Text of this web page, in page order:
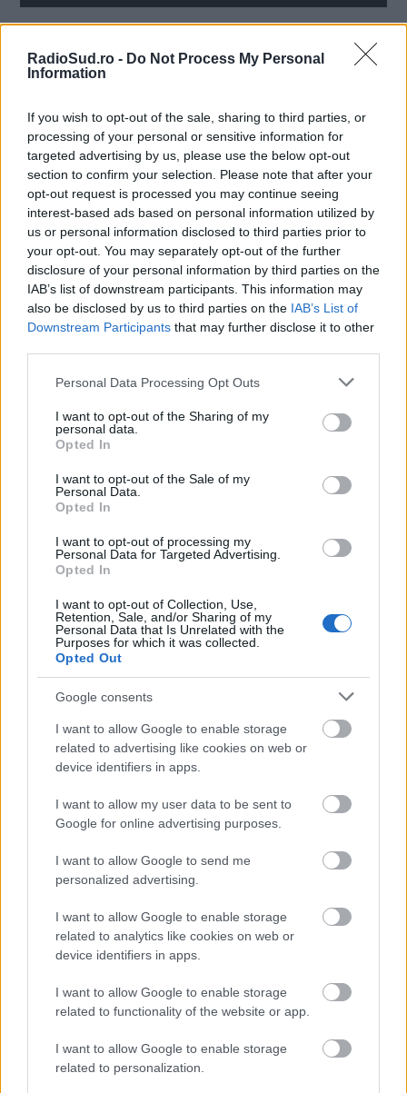
RadioSud.ro - Do Not Process My Personal
Information
If you wish to opt-out of the sale, sharing to third parties, or
processing of your personal or sensitive information for
targeted advertising by us, please use the below opt-out
section to confirm your selection. Please note that after your
opt-out request is processed you may continue seeing
interest-based ads based on personal information utilized by
us or personal information disclosed to third parties prior to
your opt-out. You may separately opt-out of the further
disclosure of your personal information by third parties on the
IAB’s list of downstream participants. This information may
also be disclosed by us to third parties on the IAB’s List of
Downstream Participants that may further disclose it to other
Please note that this website/app uses one or more Google
not limited to your visit or usage behaviour. You may click to
grant or deny consent to Google and its third-party tags to
use your data for below specified purposes in below Google
consent section.
Personal Data Processing Opt Outs
I want to opt-out of the Sharing of my
personal data.
Opted In
I want to opt-out of the Sale of my
Personal Data.
Opted In
I want to opt-out of processing my
Personal Data for Targeted Advertising.
Opted In
I want to opt-out of Collection, Use,
Retention, Sale, and/or Sharing of my
Personal Data that Is Unrelated with the
Purposes for which it was collected.
Opted Out
Google consents
I want to allow Google to enable storage
related to advertising like cookies on web or
device identifiers in apps.
I want to allow my user data to be sent to
Google for online advertising purposes.
I want to allow Google to send me
personalized advertising.
I want to allow Google to enable storage
related to analytics like cookies on web or
device identifiers in apps.
I want to allow Google to enable storage
related to functionality of the website or app.
I want to allow Google to enable storage
related to personalization.
Festivalul Internaţional
Shakespeare- Craiova este
pana pe 26 mai centrul de
gravitaţie al teatrului de pe
mapamond
Festivalul Internaţional Shakespeare aduce anul
acesta cea mai grandioasă ediţie de până acum,
la 30 de ani de la prima, cu peste 300 de
parade, ateliere, lansări de carte, instalații,
călătorii VR, in intreg orasul dar si in împrejurimi.
Manifestările sunt programate atât în spații
convenționale, dar și […]
Citeste mai mult
3 APRILIE 2024
Actori precum Maia
Morgenstern, Adrian Titieni,
Claudiu Bleonț si Monica
Davidescu ajung la Băilești, la
Dream Art